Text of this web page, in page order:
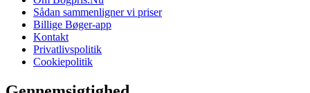
Sådan sammenligner vi priser
Billige Bøger-app
Kontakt
Privatlivspolitik
Cookiepolitik